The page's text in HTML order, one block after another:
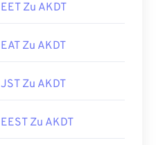
EET Zu AKDT
EAT Zu AKDT
JST Zu AKDT
EEST Zu AKDT